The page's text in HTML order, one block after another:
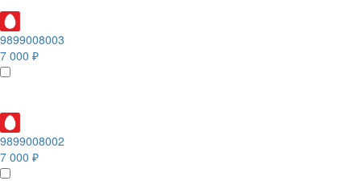
9899008003
7 000 ₽
9899008002
7 000 ₽